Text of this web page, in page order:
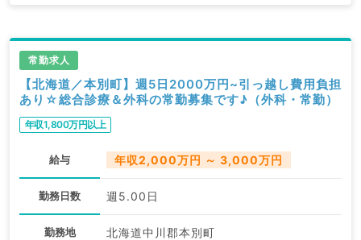
常勤求人
【北海道／本別町】週5日2000万円~引っ越し費用負担
あり☆総合診療＆外科の常勤募集です♪（外科・常勤）
年収1,800万円以上
給与 年収2,000万円 ～ 3,000万円
勤務日数 週5.00日
勤務地 北海道中川郡本別町